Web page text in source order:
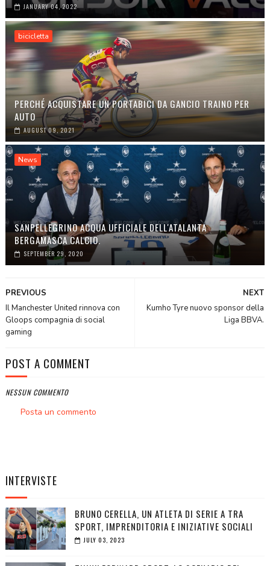
JANUARY 04, 2022
bicicletta
PERCHÉ ACQUISTARE UN PORTABICI DA GANCIO TRAINO PER
AUTO
AUGUST 09, 2021
News
SANPELLEGRINO ACQUA UFFICIALE DELL'ATALANTA
BERGAMASCA CALCIO.
SEPTEMBER 29, 2020
NEXT
Kumho Tyre nuovo sponsor della
Liga BBVA.
PREVIOUS
Il Manchester United rinnova con
Gloops compagnia di social
gaming
POST A COMMENT
NESSUN COMMENTO
Posta un commento
INTERVISTE
BRUNO CERELLA, UN ATLETA DI SERIE A TRA
SPORT, IMPRENDITORIA E INIZIATIVE SOCIALI
JULY 03, 2023